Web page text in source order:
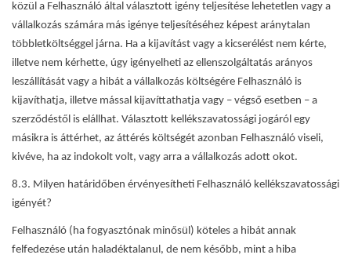
közül a Felhasználó által választott igény teljesítése lehetetlen vagy a
vállalkozás számára más igénye teljesítéséhez képest aránytalan
többletköltséggel járna. Ha a kijavítást vagy a kicserélést nem kérte,
illetve nem kérhette, úgy igényelheti az ellenszolgáltatás arányos
leszállítását vagy a hibát a vállalkozás költségére Felhasználó is
kijavíthatja, illetve mással kijavíttathatja vagy – végső esetben – a
szerződéstől is elállhat. Választott kellékszavatossági jogáról egy
másikra is áttérhet, az áttérés költségét azonban Felhasználó viseli,
kivéve, ha az indokolt volt, vagy arra a vállalkozás adott okot.
8.3. Milyen határidőben érvényesítheti Felhasználó kellékszavatossági
igényét?
Felhasználó (ha fogyasztónak minősül) köteles a hibát annak
felfedezése után haladéktalanul, de nem később, mint a hiba